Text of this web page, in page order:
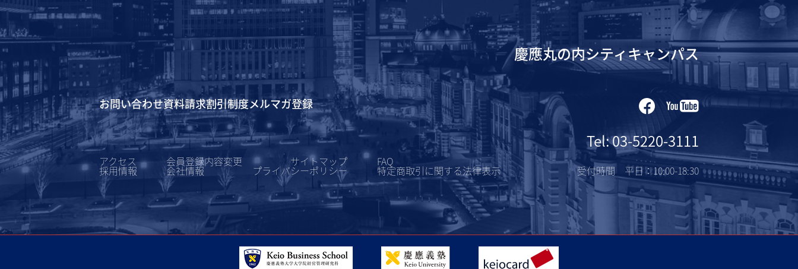
慶應丸の内シティキャンパス
お問い合わせ資料請求割引制度メルマガ登録
アクセス 会員登録内容変更 サイトマップ FAQ
採用情報 会社情報 プライバシーポリシー 特定商取引に関する法律表示
Tel: 03-5220-3111
受付時間 平日：10:00-18:30